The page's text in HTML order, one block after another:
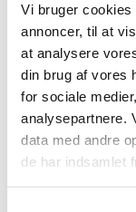
Vi bruger
annoncer, til at
at analysere
din brug af vores
for sociale
analysepartnere.
data med andre
de har indsamlet
Forside
Behandlinger
Tillæg
Vipper
Lash &
Lysterapi
Herre